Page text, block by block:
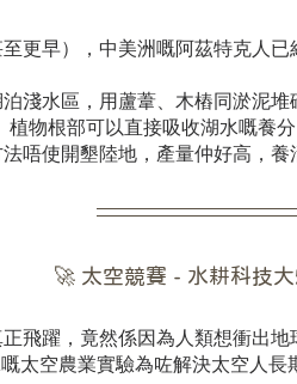
更早），中美洲嘅阿茲特克人已
淺水區，用蘆葦、木樁同淤泥堆
植物根部可以直接吸收湖水嘅養
唔使開墾陸地，產量仲好高，
🚀 太空競賽 - 水耕科技
飛躍，竟然係因為人類想衝出地
嘅太空農業實驗為咗解決太空人